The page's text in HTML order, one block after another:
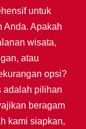
untuk
Anda. Apakah
wisata,
atau
opsi?
adalah pilihan
beragam
kami siapkan,